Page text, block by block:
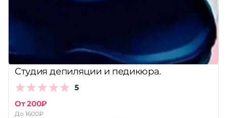
Сбросить
Студия депиляции и педикюра.
5
От 200₽
До 1600₽